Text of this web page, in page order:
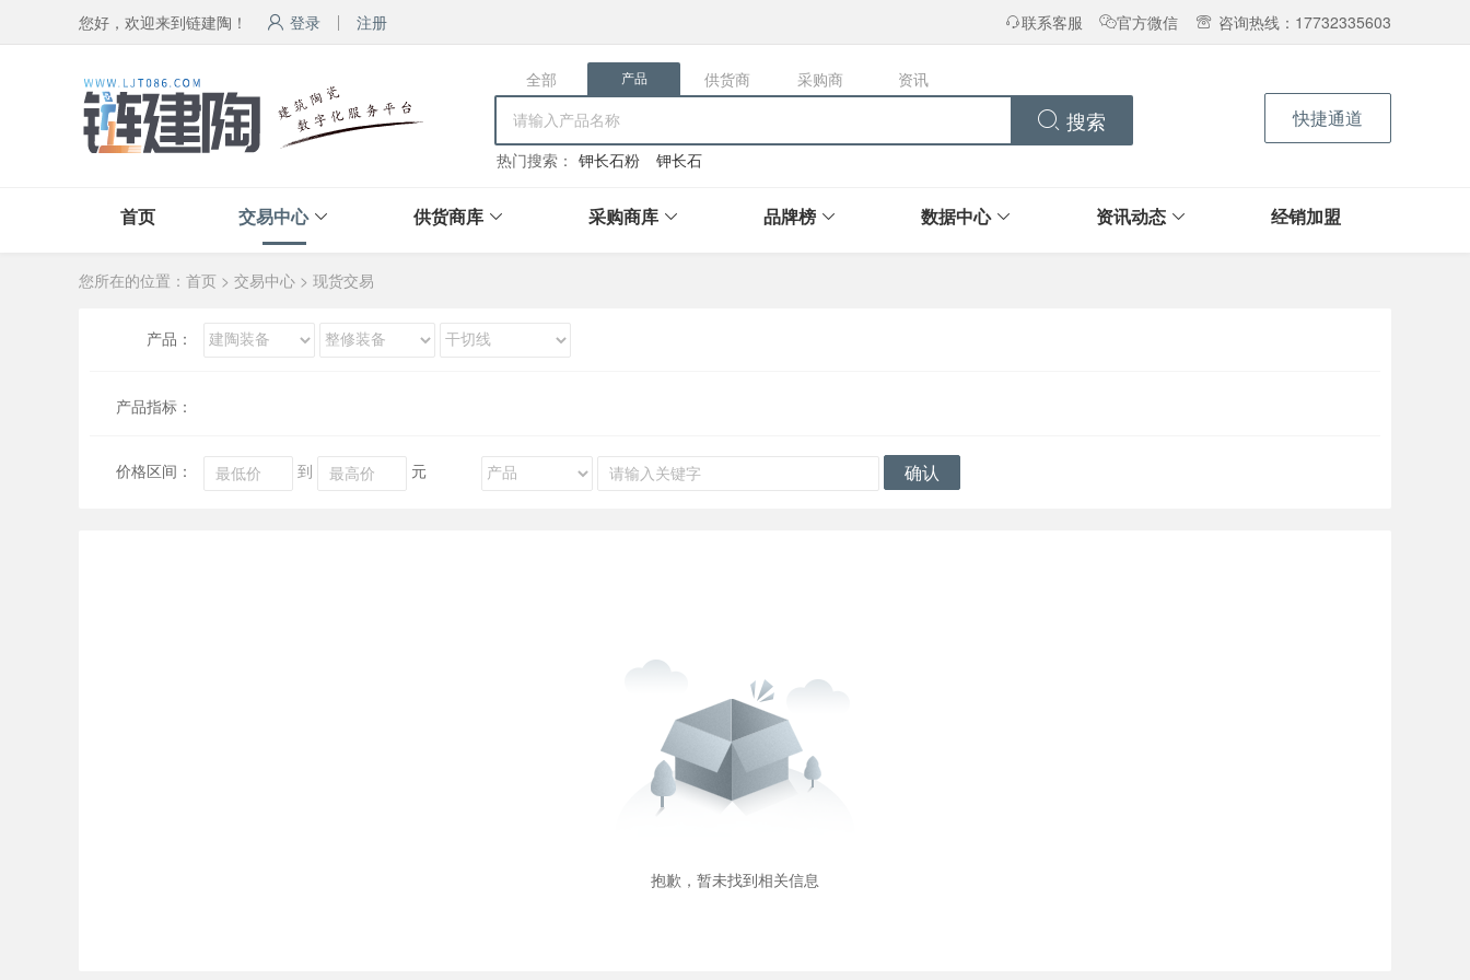
您好，欢迎来到链建陶！ 登录 注册 咨询热线：17732335603
官方微信
联系客服
全部 产品 供货商 采购商
资讯
搜索
热门搜索： 钾长石粉 钾长石
快捷通道
首页 交易中心 供货商库 采购商库 品牌榜 数据中心 资讯动态 经销加盟
您所在的位置： 首页 > 交易中心 > 现货交易
产品：
产品指标：
价格区间： 到 元 确认
抱歉，暂未找到相关信息